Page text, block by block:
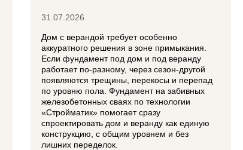
31.07.2026
Дом с верандой требует особенно
аккуратного решения в зоне примыкания.
Если фундамент под дом и под веранду
работает по-разному, через сезон-другой
появляются трещины, перекосы и перепад
по уровню пола. Фундамент на забивных
железобетонных сваях по технологии
«Стройматик» помогает сразу
спроектировать дом и веранду как единую
конструкцию, с общим уровнем и без
лишних переделок.